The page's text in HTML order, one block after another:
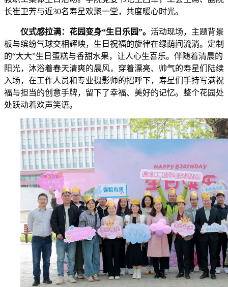
长崔卫芳与近30名寿星欢聚一堂，共度暖心时光。
仪式感拉满：花园变身“生日乐园”。 活动现场，主题背景
板与缤纷气球交相辉映，生日祝福的旋律在绿荫间流淌。定制
的“大大”生日蛋糕与香甜水果，让人心生喜乐。伴随着清晨的
阳光，沐浴着春天清爽的晨风，穿着漂亮、帅气的寿星们陆续
入场，在工作人员和专业摄影师的招呼下，寿星们手持写满祝
福与担当的创意手牌，留下了幸福、美好的记忆。整个花园处
处跃动着欢声笑语。